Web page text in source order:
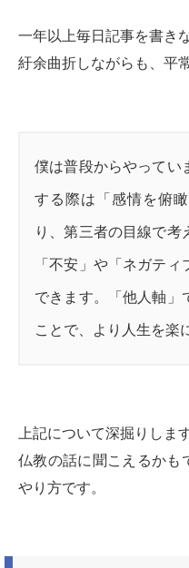
一年以上毎日記事を書き
紆余曲折しながらも、平
僕は普段からやってい
する際は「感情を俯
り、第三者の目線で考
「不安」や「ネガテ
できます。「他人軸」
ことで、より人生を楽
上記について深掘りします
仏教の話に聞こえるかも
やり方です。